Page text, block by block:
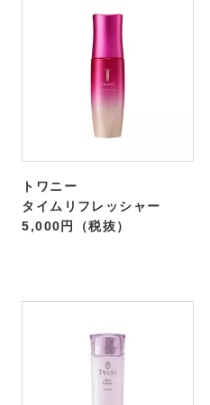
トワニー
タイムリフレッシャー
5,000円（税抜）